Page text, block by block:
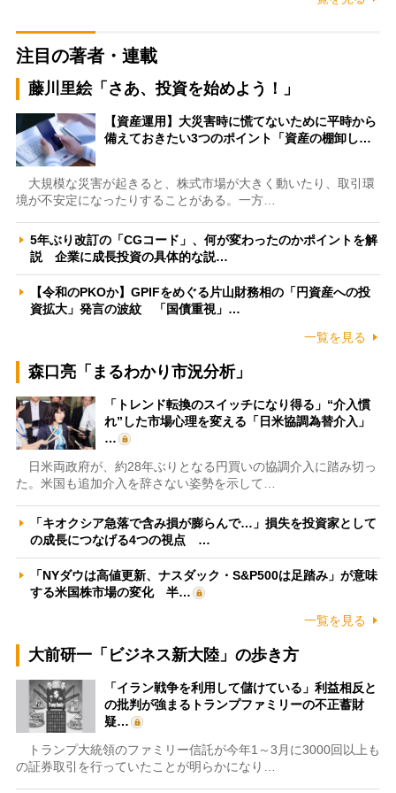
注目の著者・連載
藤川里絵「さあ、投資を始めよう！」
【資産運用】大災害時に慌てないために平時から
備えておきたい3つのポイント「資産の棚卸し…
大規模な災害が起きると、株式市場が大きく動いたり、取引環
境が不安定になったりすることがある。一方…
5年ぶり改訂の「CGコード」、何が変わったのかポイントを解
説 企業に成長投資の具体的な説…
【令和のPKOか】GPIFをめぐる片山財務相の「円資産への投
資拡大」発言の波紋 「国債重視」…
一覧を見る
森口亮「まるわかり市況分析」
「トレンド転換のスイッチになり得る」“介入慣
れ”した市場心理を変える「日米協調為替介入」
…
日米両政府が、約28年ぶりとなる円買いの協調介入に踏み切っ
た。米国も追加介入を辞さない姿勢を示して…
「キオクシア急落で含み損が膨らんで…」損失を投資家として
の成長につなげる4つの視点 …
「NYダウは高値更新、ナスダック・S&P500は足踏み」が意味
する米国株市場の変化 半…
一覧を見る
大前研一「ビジネス新大陸」の歩き方
「イラン戦争を利用して儲けている」利益相反と
の批判が強まるトランプファミリーの不正蓄財
疑…
トランプ大統領のファミリー信託が今年1～3月に3000回以上も
の証券取引を行っていたことが明らかになり…